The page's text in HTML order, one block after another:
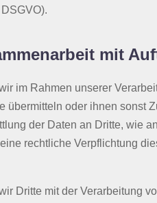
mit
im Rahmen unserer
übermitteln oder ihnen sonst
der Daten an Dritte, wie
rechtliche Verpflichtung
Dritte mit der Verarbeitung